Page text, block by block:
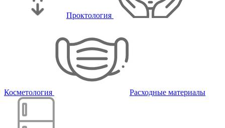
Проктология
Косметология Расходные материалы